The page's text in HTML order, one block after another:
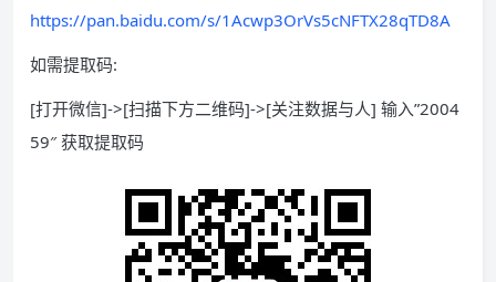
https://pan.baidu.com/s/1Acwp3OrVs5cNFTX28qTD8A
如需提取码:
[打开微信]->[扫描下方二维码]->[关注数据与人] 输入”2004
59″ 获取提取码